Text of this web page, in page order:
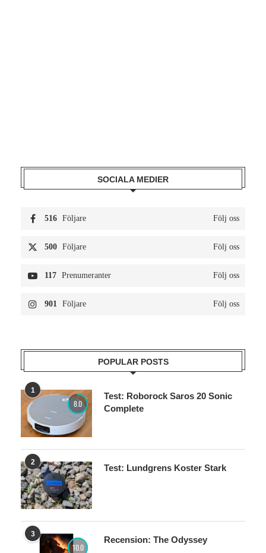
SOCIALA MEDIER
516 Följare Följ oss
500 Följare Följ oss
117 Prenumeranter Följ oss
901 Följare Följ oss
POPULAR POSTS
1
8.0
Test: Roborock Saros 20 Sonic
Complete
2
Test: Lundgrens Koster Stark
3
10.0
Recension: The Odyssey